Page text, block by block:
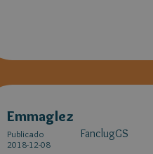
Emmaglez
Publicado
2018-12-08
FanclugGS